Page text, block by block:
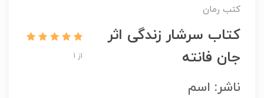
کتب رمان
کتاب سرشار زندگی اثر
جان فانته
از 1
ناشر: اسم